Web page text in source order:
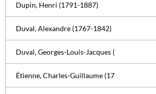
Dupin, Henri (1791-1887)
Duval, Alexandre (1767-1842)
Duval, Georges-Louis-Jacques (
Étienne, Charles-Guillaume (17